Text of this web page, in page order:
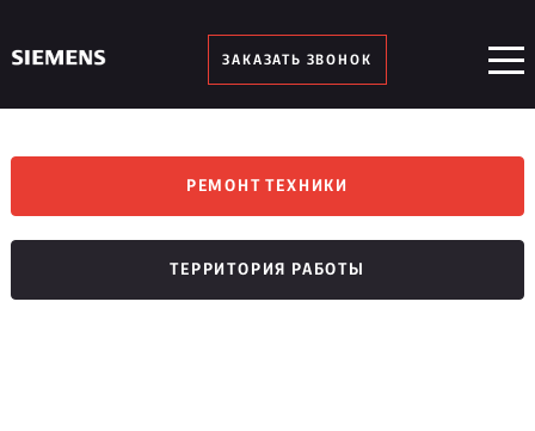
ЗАКАЗАТЬ ЗВОНОК
РЕМОНТ ТЕХНИКИ
ТЕРРИТОРИЯ РАБОТЫ